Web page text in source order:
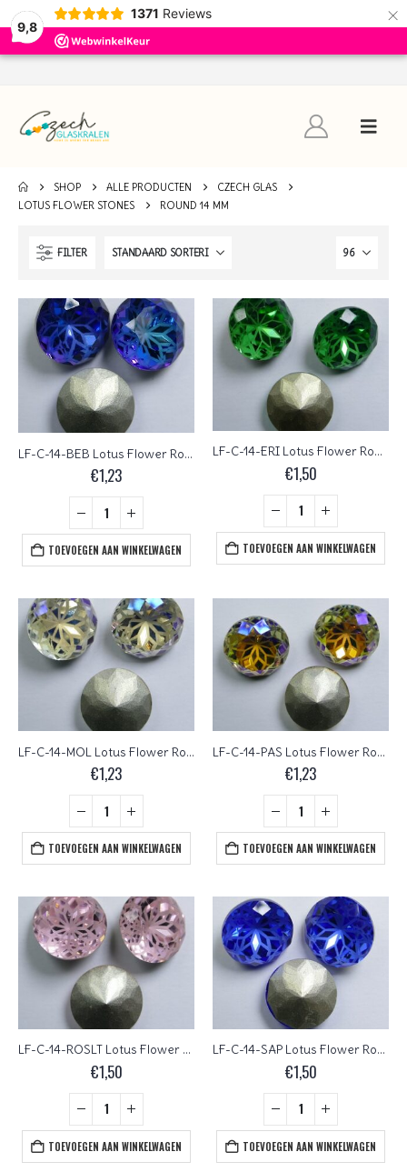
9,8
1371 Reviews ×
SHOP ALLE PRODUCTEN
CZECH GLAS
LOTUS FLOWER STONES
ROUND 14 MM
FILTER
LF-C-14-BEB Lotus Flower Round Chaton 14 mm Bermuda Blue 1 Pc.
€1,23
TOEVOEGEN AAN WINKELWAGEN
LF-C-14-ERI Lotus Flower Round Chaton 14 mm Erinite 1 Pc.
€1,50
TOEVOEGEN AAN WINKELWAGEN
LF-C-14-MOL Lotus Flower Round Chaton 14 mm Moonlight 1 Pc.
€1,23
TOEVOEGEN AAN WINKELWAGEN
LF-C-14-PAS Lotus Flower Round Chaton 14 mm Paradise Shine 1 Pc.
€1,23
TOEVOEGEN AAN WINKELWAGEN
LF-C-14-ROSLT Lotus Flower Round Chaton 14 mm Light Rose 1 Pc.
€1,50
TOEVOEGEN AAN WINKELWAGEN
LF-C-14-SAP Lotus Flower Round Chaton 14 mm Sapphire 1 Pc.
€1,50
TOEVOEGEN AAN WINKELWAGEN